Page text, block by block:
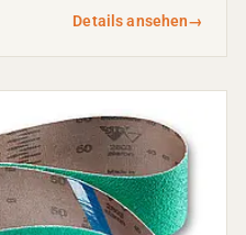
Details ansehen→